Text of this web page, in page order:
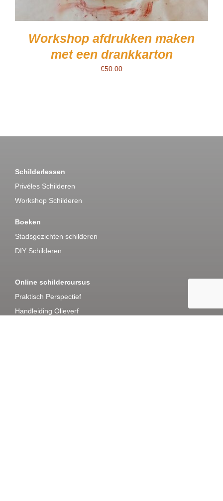
Workshop afdrukken maken
met een drankkarton
€50.00
Schilderlessen
Privéles Schilderen
Workshop Schilderen
Boeken
Stadsgezichten schilderen
DIY Schilderen
Online schildercursus
Praktisch Perspectief
Handleiding Olieverf